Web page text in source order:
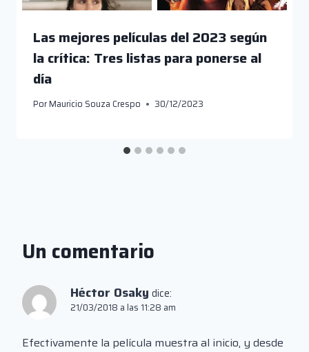
Las mejores películas del 2023 según
la crítica: Tres listas para ponerse al
día
PorMauricio Souza Crespo 30/12/2023
Un comentario
Héctor Osaky dice:
21/03/2018 a las 11:28 am
Efectivamente la película muestra al inicio, y desde